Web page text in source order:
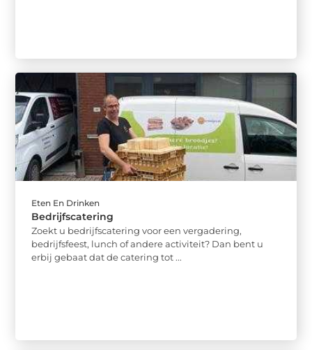
Eten En Drinken
Bedrijfscatering
Zoekt u bedrijfscatering voor een vergadering,
bedrijfsfeest, lunch of andere activiteit? Dan bent u
erbij gebaat dat de catering tot ...